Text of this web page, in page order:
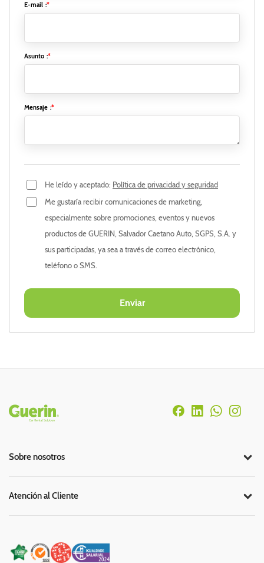
E-mail :*
Asunto :*
Mensaje :*
He leído y aceptado: Política de privacidad y seguridad
Me gustaría recibir comunicaciones de marketing,
especialmente sobre promociones, eventos y nuevos
productos de GUERIN, Salvador Caetano Auto, SGPS, S.A. y
sus participadas, ya sea a través de correo electrónico,
teléfono o SMS.
Rodapé
Sobre nosotros
Atención al Cliente